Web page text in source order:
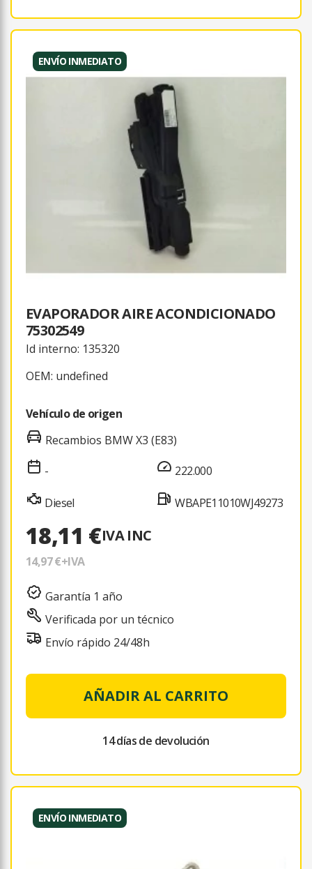
ENVÍO INMEDIATO
EVAPORADOR AIRE ACONDICIONADO
75302549
Id interno: 135320
OEM: undefined
Vehículo de origen
Recambios BMW X3 (E83)
-
Diesel
222.000
WBAPE11010WJ49273
18,11 €IVA INC
14,97 €+IVA
Garantía 1 año
Verificada por un técnico
Envío rápido 24/48h
AÑADIR AL CARRITO
14 días de devolución
ENVÍO INMEDIATO